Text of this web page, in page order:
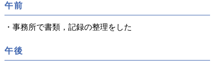
午前
・事務所で書類，記録の整理をした
午後